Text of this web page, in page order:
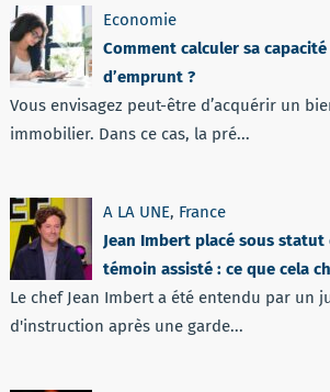
Economie
Comment calculer sa capacité
d’emprunt ?
Vous envisagez peut-être d’acquérir un
immobilier. Dans ce cas, la pré...
A LA UNE, France
Jean Imbert placé sous statut
témoin assisté : ce que cela
Le chef Jean Imbert a été entendu par un
d'instruction après une garde...